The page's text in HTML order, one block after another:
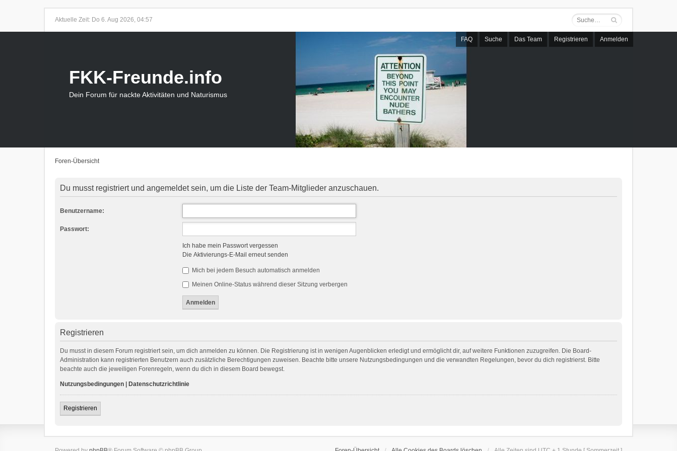
Aktuelle Zeit: Do 6. Aug 2026, 04:57
FAQ Suche Das Team Registrieren Anmelden
FKK-Freunde.info
Dein Forum für nackte Aktivitäten und Naturismus
Foren-Übersicht
Du musst registriert und angemeldet sein, um die Liste der Team-Mitglieder anzuschauen.
Benutzername:
Passwort:
Ich habe mein Passwort vergessen
Die Aktivierungs-E-Mail erneut senden
Mich bei jedem Besuch automatisch anmelden
Meinen Online-Status während dieser Sitzung verbergen
Registrieren
Du musst in diesem Forum registriert sein, um dich anmelden zu können. Die Registrierung ist in wenigen Augenblicken erledigt und ermöglicht dir, auf weitere Funktionen zuzugreifen. Die Board-
Administration kann registrierten Benutzern auch zusätzliche Berechtigungen zuweisen. Beachte bitte unsere Nutzungsbedingungen und die verwandten Regelungen, bevor du dich registrierst. Bitte
beachte auch die jeweiligen Forenregeln, wenn du dich in diesem Board bewegst.
Nutzungsbedingungen Datenschutzrichtlinie
Registrieren